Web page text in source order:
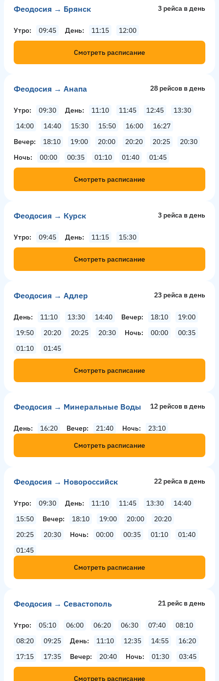
Феодосия → Брянск 3 рейсa в день
Утро 09:45 День 11:15 12:00
Смотреть расписание
Феодосия → Анапа 28 рейсов в день
Утро 09:30 День 11:10 11:45 12:45
13:30
14:00
14:40 15:30 15:50 16:00
16:27
Вечер
18:10 19:00 20:00 20:20 20:25
20:30
Ночь
00:00 00:35 01:10 01:40 01:45
Смотреть расписание
Феодосия → Курск 3 рейсa в день
Утро 09:45 День 11:15 15:30
Смотреть расписание
Феодосия → Адлер 23 рейсa в день
День 11:10 13:30 14:40 Вечер 18:10
19:00
19:50
20:20 20:25 20:30 Ночь 00:00
00:35
01:10
01:45
Смотреть расписание
Феодосия → Минеральные Воды 12 рейсов в день
День 16:20 Вечер 21:40 Ночь
23:10
Смотреть расписание
Феодосия → Новороссийск 22 рейсa в день
Утро 09:30 День 11:10 11:45 13:30
14:40
15:50
Вечер 18:10 19:00 20:00
20:20
20:25
20:30 Ночь 00:00 00:35 01:10
01:40
01:45
Смотреть расписание
Феодосия → Севастополь 21 рейс в день
Утро 05:10 06:00 06:20 06:30 07:40
08:10
08:20
09:25 День 11:10 12:35 14:55
16:20
17:15
17:35 Вечер 20:40 Ночь 01:30 03:45
Смотреть расписание